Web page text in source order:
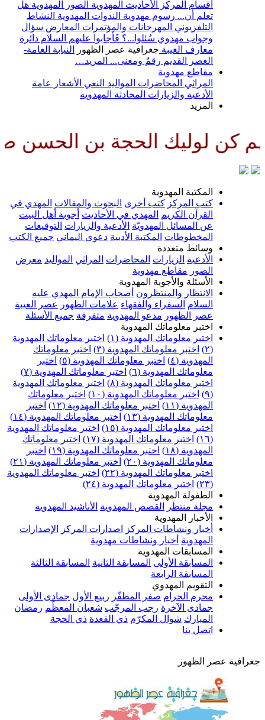
أقسام المركز
الأحاديث المهدوية الصور المهدوية هل
تعلم أن... رسوم مهدوية الندوات المهدوية النشاط
التلفزيوني المهرجانات والمؤتمرات المعارض سؤال
وجواب مهدوي سُئلوا...؟ فَأجابوا عليهم السلام دائرة
معارف الغيبة جغرافية عصر الظهور
النيابة العامة-
العصر القديم رقمٌ ومعنى... المزيد…
مقاطع مهدوية
المراثي المحاضرات المواليد النعي الأشعار
عامة
الأدعية والزيارات المحادثة المهدوية
المزيد
بن الحسن صلواتك عليه
المكتبة المهدوية
كتب المركز كتب أخرى البحوث والمقالات المهدي في
القرآن الكريم
المهدي في الأحاديث أجوبة أهل البيت
عن المسائل المهدويّة الأدعية والزيارات التوقيعات
المخطوطات المكتبة الأدبية دعوى اليماني جميع الكتب
وسائط متعددة
الأدعية الزيارات المحاضرات المراثي المواليد معرض
الصور مقاطع مهدوية
الأسئلة والأجوبة المهدوية
الانتظار والمنتظرون أصحاب الإمام المهدي عليه
السلام السفراء والفقهاء علامات الظهور
عصر الغيبة
عصر الظهور مدعو المهدوية متفرقة جميع الأسئلة
اختبر معلوماتك المهدوية
اختبر معلوماتك المهدوية (١)
اختبر معلوماتك المهدوية
(٢)
اختبر معلوماتك المهدوية (٣)
اختبر معلوماتك
المهدوية (٤)
اختبر معلوماتك المهدوية (٥)
اختبر
معلوماتك المهدوية (٦)
اختبر معلوماتك المهدوية (٧)
اختبر معلوماتك المهدوية (٨)
اختبر معلوماتك المهدوية
(٩)
اختبر معلوماتك المهدوية (١٠)
اختبر معلوماتك
المهدوية (١١)
اختبر معلوماتك المهدوية (١٢)
اختبر
معلوماتك المهدوية (١٣)
اختبر معلوماتك المهدوية (١٤)
اختبر معلوماتك المهدوية (١٥)
اختبر معلوماتك المهدوية
(١٦)
اختبر معلوماتك المهدوية (١٧)
اختبر معلوماتك
المهدوية (١٨)
اختبر معلوماتك المهدوية (١٩)
اختبر
معلوماتك المهدوية (٢٠)
اختبر معلوماتك المهدوية (٢١)
اختبر معلوماتك المهدوية (٢٢)
اختبر معلوماتك المهدوية
(٢٣)
اختبر معلوماتك المهدوية (٢٤)
الطفولة المهدوية
مجلة منتظَر
القصص المهدوية الأناشيد المهدوية
الأخبار المهدوية
أخبار ونشاطات المركز
اصدارات المركز
الإصدارات
المهدوية أخبار ونشاطات مهدوية
المسابقات المهدوية
المسابقة الأولى المسابقة الثانية المسابقة الثالثة
المسابقة الرابعة
التقويم المهدوي
محرم الحرام صفر المظفّر ربيع الأول جمادى الأولى
جمادى الآخرة رجب المرجّب شعبان المعظّم رمضان
المبارك شوال المكرّم ذي القعدة ذي الحجة
اتصل بنا
جغرافية عصر الظهور